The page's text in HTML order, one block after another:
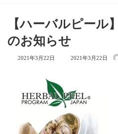
【ハーバルピー
のお知らせ
2021年3月22日
最
時
:
2021年3月22日